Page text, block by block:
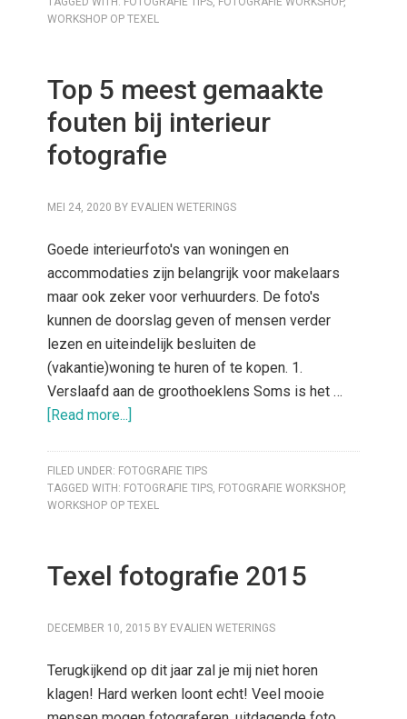
WORKSHOP OP TEXEL
Top 5 meest gemaakte
fouten bij interieur
fotografie
MEI 24, 2020 BY EVALIEN WETERINGS
Goede interieurfoto's van woningen en
accommodaties zijn belangrijk voor makelaars
maar ook zeker voor verhuurders. De foto's
kunnen de doorslag geven of mensen verder
lezen en uiteindelijk besluiten de
(vakantie)woning te huren of te kopen. 1.
Verslaafd aan de groothoeklens Soms is het …
[Read more...]
FILED UNDER: FOTOGRAFIE TIPS
TAGGED WITH: FOTOGRAFIE TIPS, FOTOGRAFIE WORKSHOP,
WORKSHOP OP TEXEL
Texel fotografie 2015
DECEMBER 10, 2015 BY EVALIEN WETERINGS
Terugkijkend op dit jaar zal je mij niet horen
klagen! Hard werken loont echt! Veel mooie